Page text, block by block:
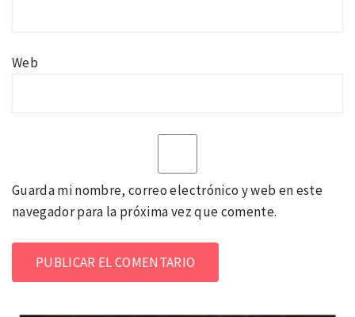
Web
Guarda mi nombre, correo electrónico y web en este
navegador para la próxima vez que comente.